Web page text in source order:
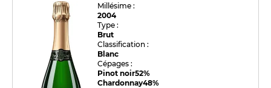
Millésime :
2004
Type :
Brut
Classification :
Blanc
Cépages :
Pinot noir52%
Chardonnay48%